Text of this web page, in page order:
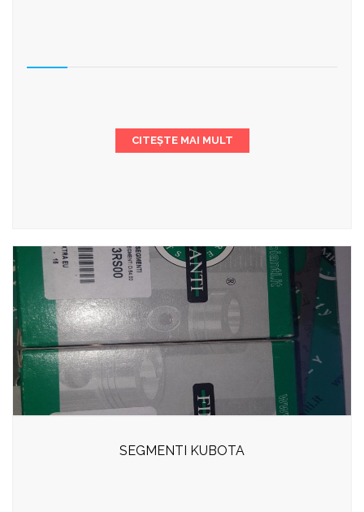
CITEȘTE MAI MULT
SEGMENTI KUBOTA